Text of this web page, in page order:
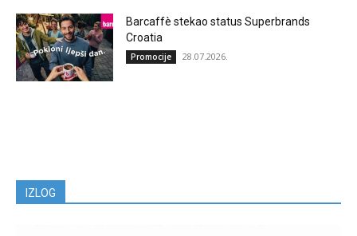
Barcaffè stekao status Superbrands
Croatia
Promocije 28.07.2026.
IZLOG